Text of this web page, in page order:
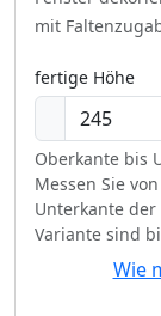
mit
fertige Höhe
Oberkante bis
Messen Sie
Unterkante
Variante sind
Wie